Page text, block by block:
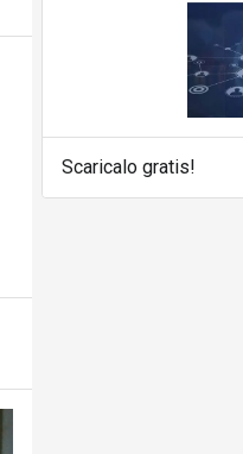
Scaricalo gratis!